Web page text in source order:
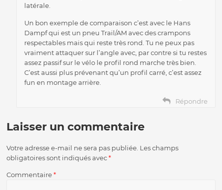
latérale.
Un bon exemple de comparaison c’est avec le Hans
Dampf qui est un pneu Trail/AM avec des crampons
respectables mais qui reste très rond. Tu ne peux pas
vraiment attaquer sur l’angle avec, par contre si tu restes
assez passif sur le vélo le profil rond marche très bien.
C’est aussi plus prévenant qu’un profil carré, c’est assez
fun en montage arrière.
Répondre
Laisser un commentaire
Votre adresse e-mail ne sera pas publiée. Les champs
obligatoires sont indiqués avec*
Commentaire*